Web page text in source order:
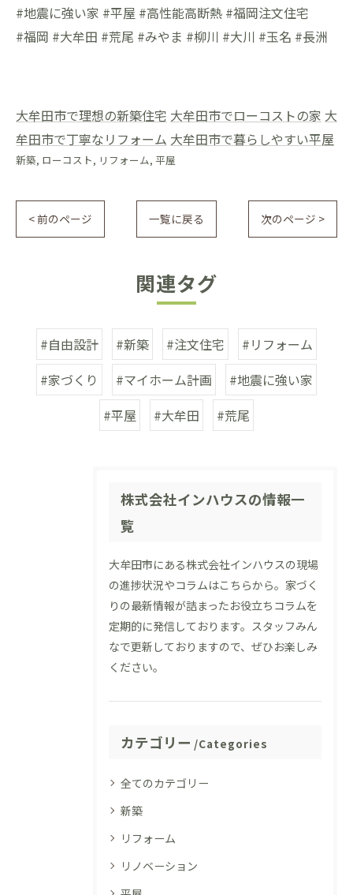
#地震に強い家 #平屋 #高性能高断熱 #福岡注文住宅
#福岡 #大牟田 #荒尾 #みやま #柳川 #大川 #玉名 #長洲
大牟田市で理想の新築住宅 大牟田市でローコストの家 大
牟田市で丁寧なリフォーム 大牟田市で暮らしやすい平屋
新築 ローコスト リフォーム 平屋
< 前のページ 一覧に戻る 次のページ >
関連タグ
#自由設計 #新築 #注文住宅
#リフォーム
#家づくり
#マイホーム計画
#地震に強い家
#平屋
#大牟田 #荒尾
株式会社インハウスの情報一
覧
大牟田市にある株式会社インハウスの現場
の進捗状況やコラムはこちらから。家づく
りの最新情報が詰まったお役立ちコラムを
定期的に発信しております。スタッフみん
なで更新しておりますので、ぜひお楽しみ
ください。
カテゴリー Categories
全てのカテゴリー
新築
リフォーム
リノベーション